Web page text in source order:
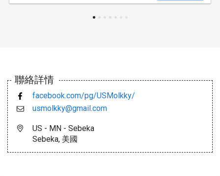
聯絡詳情
facebook.com/pg/USMolkky/
usmolkky@gmail.com
US - MN - Sebeka
Sebeka, 美國